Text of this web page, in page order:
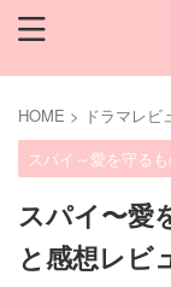
HOME > ドラマレビ
スパイ～愛を守るも
スパイ〜愛
と感想レビ